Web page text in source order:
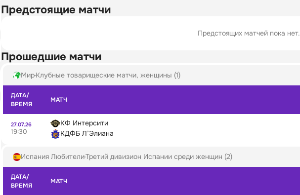
Предстоящие матчи
Предстоящих матчей пока нет.
Прошедшие матчи
МирКлубные товарищеские матчи, женщины (1)
ДАТА/
ВРЕМЯ
МАТЧ
27.07.26
19:30
КФ Интерсити
КДФБ Л’Элиана
Испания ЛюбителиТретий дивизион Испании среди женщин (2)
ДАТА/
ВРЕМЯ
МАТЧ